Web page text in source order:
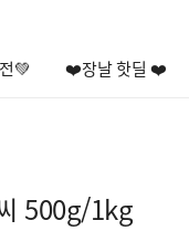
💚 ❤️장날 핫딜 ❤️
500g/1kg